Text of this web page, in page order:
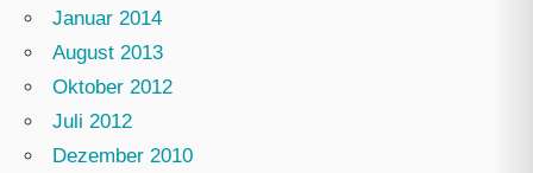
Januar 2014
August 2013
Oktober 2012
Juli 2012
Dezember 2010